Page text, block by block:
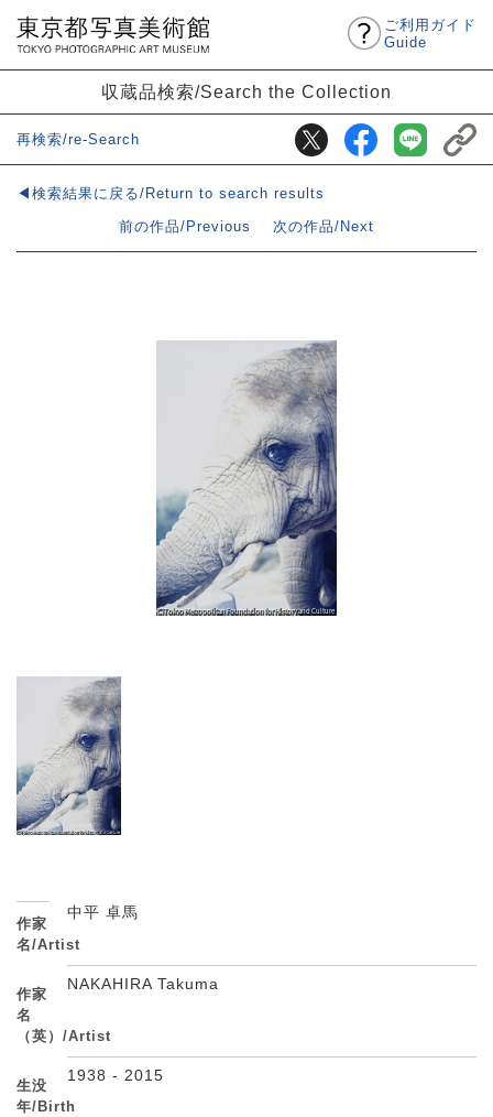
ご利用ガイド
Guide
収蔵品検索/Search the Collection
再検索/re-Search
◀検索結果に戻る/Return to search results
前の作品/Previous
次の作品/Next
作家
名/Artist
中平 卓馬
作家
名
（英）/Artist
NAKAHIRA Takuma
生没
年/Birth
1938 - 2015